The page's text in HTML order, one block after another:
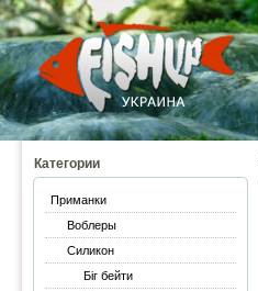
Категории
Приманки
Воблеры
Силикон
Біг бейти